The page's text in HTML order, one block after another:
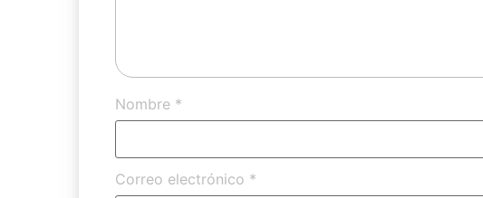
Nombre *
Correo electrónico *